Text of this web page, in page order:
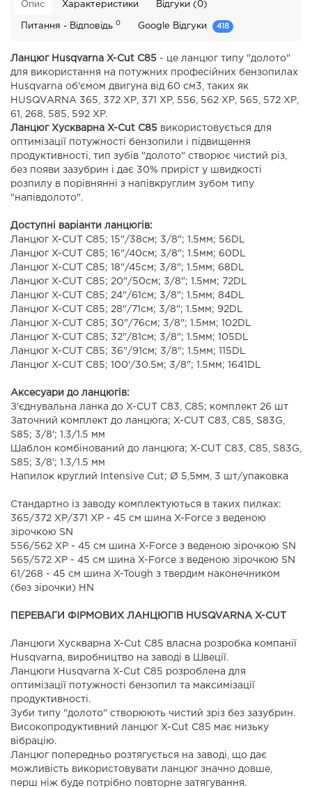
Опис Характеристики Відгуки (0)
Питання - Відповідь 0 Google Відгуки 418
Ланцюг Husqvarna X-Cut C85 - це ланцюг типу "долото"
для використання на потужних професійних бензопилах
Husqvarna об'ємом двигуна від 60 см3, таких як
HUSQVARNA 365, 372 ХР, 371 XP, 556, 562 ХР, 565, 572 ХР,
61, 268, 585, 592 XP.
Ланцюг Хускварна X-Cut C85 використовується для
оптимізації потужності бензопили і підвищення
продуктивності, тип зубів "долото" створює чистий різ,
без появи зазубрин і дає 30% приріст у швидкості
розпилу в порівнянні з напівкруглим зубом типу
"напівдолото".
Доступні варіанти ланцюгів:
Ланцюг X-CUT C85; 15"/38см; 3/8"; 1.5мм; 56DL
Ланцюг X-CUT C85; 16"/40см; 3/8"; 1.5мм; 60DL
Ланцюг X-CUT C85; 18"/45см; 3/8"; 1.5мм; 68DL
Ланцюг X-CUT C85; 20"/50см; 3/8"; 1.5мм; 72DL
Ланцюг X-CUT C85; 24"/61см; 3/8"; 1.5мм; 84DL
Ланцюг X-CUT C85; 28"/71см; 3/8"; 1.5мм; 92DL
Ланцюг X-CUT C85; 30"/76см; 3/8"; 1.5мм; 102DL
Ланцюг X-CUT C85; 32"/81см; 3/8"; 1.5мм; 105DL
Ланцюг X-CUT C85; 36"/91см; 3/8"; 1.5мм; 115DL
Ланцюг X-CUT C85; 100'/30.5м; 3/8"; 1.5мм; 1641DL
Аксесуари до ланцюгів:
З'єднувальна ланка до X-CUT C83, C85; комплект 26 шт
Заточний комплект до ланцюга; X-CUT С83, C85, S83G,
S85; 3/8'; 1.3/1.5 мм
Шаблон комбінований до ланцюга; X-CUT С83, C85, S83G,
S85; 3/8'; 1.3/1.5 мм
Напилок круглий Intensive Cut; Ø 5,5мм, 3 шт/упаковка
Стандартно із заводу комплектуються в таких пилках:
365/372 ХР/371 XP - 45 см шина X-Force з веденою
зірочкою SN
556/562 ХР - 45 см шина X-Force з веденою зірочкою SN
565/572 ХР - 45 см шина X-Force з веденою зірочкою SN
61/268 - 45 см шина X-Tough з твердим наконечником
(без зірочки) HN
ПЕРЕВАГИ ФІРМОВИХ ЛАНЦЮГІВ HUSQVARNA X-CUT
Ланцюги Хускварна X-Cut C85 власна розробка компанії
Husqvarna, виробництво на заводі в Швеції.
Ланцюги Husqvarna X-Cut C85 розроблена для
оптимізації потужності бензопил та максимізації
продуктивності.
Зуби типу "долото" створюють чистий зріз без зазубрин.
Високопродуктивний ланцюг X-Cut C85 має низьку
вібрацію.
Ланцюг попередньо розтягується на заводі, що дає
можливість використовувати ланцюг значно довше,
перш ніж буде потрібно повторне затягування.